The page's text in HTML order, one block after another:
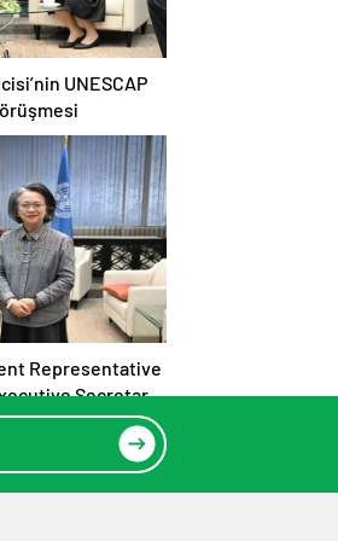
UNESCAP
Representative
Secretary